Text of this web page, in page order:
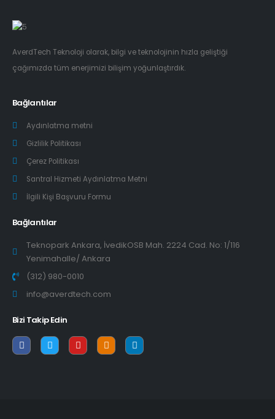
AverdTech Teknoloji olarak, bilgi ve teknolojinin hızla geliştiği
çağımızda tüm enerjimizi bilişim yoğunlaştırdık.
Bağlantılar
Aydınlatma metni
Gizlilik Politikası
Çerez Politikası
Santral Hizmeti Aydınlatma Metni
İlgili Kişi Başvuru Formu
Bağlantılar
Teknopark Ankara, İvedikOSB Mah. 2224 Cad. No: 1/116
Yenimahalle/ Ankara
(312) 980-0010
info@averdtech.com
Bizi Takip Edin